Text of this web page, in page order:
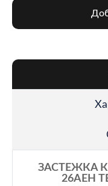
ЗАСТЕЖКА
26AEH